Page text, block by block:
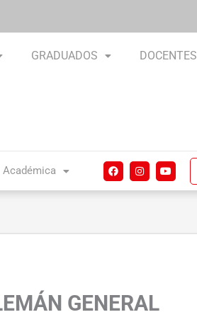
GRADUADOS DOCENTES
Académica
F
a
k
I
n
a
Y
o
GENERAL